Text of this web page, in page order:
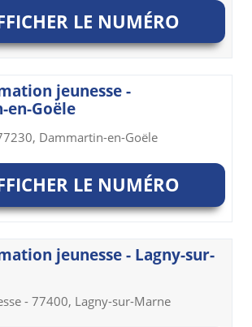
LE NUMÉRO
jeunesse -
Goële
Dammartin-en-Goële
LE NUMÉRO
jeunesse - Lagny-sur-
- 77400, Lagny-sur-Marne